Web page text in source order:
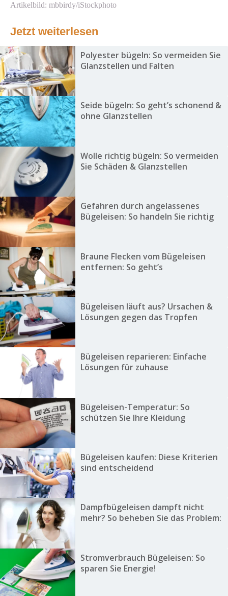
Artikelbild: mbbirdy/iStockphoto
Jetzt weiterlesen
Polyester bügeln: So vermeiden Sie
Glanzstellen und Falten
Seide bügeln: So geht’s schonend &
ohne Glanzstellen
Wolle richtig bügeln: So vermeiden
Sie Schäden & Glanzstellen
Gefahren durch angelassenes
Bügeleisen: So handeln Sie richtig
Braune Flecken vom Bügeleisen
entfernen: So geht’s
Bügeleisen läuft aus? Ursachen &
Lösungen gegen das Tropfen
Bügeleisen reparieren: Einfache
Lösungen für zuhause
Bügeleisen-Temperatur: So
schützen Sie Ihre Kleidung
Bügeleisen kaufen: Diese Kriterien
sind entscheidend
Dampfbügeleisen dampft nicht
mehr? So beheben Sie das Problem:
Stromverbrauch Bügeleisen: So
sparen Sie Energie!